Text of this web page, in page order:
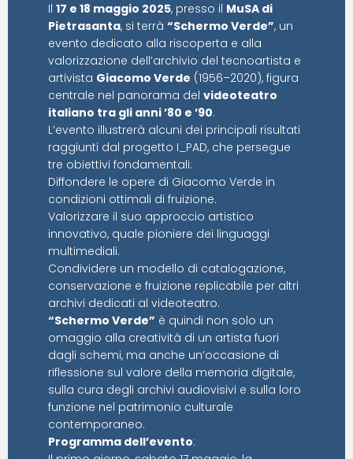
Il17 e 18 maggio 2025, presso il MuSA di
Pietrasanta, si terrà“Schermo Verde”, un
evento dedicato alla riscoperta e alla
valorizzazione dell’archivio del tecnoartista e
artivista Giacomo Verde (1956–2020), figura
centrale nel panorama delvideoteatro
italiano tra gli anni ’80 e ’90.
L’evento illustrerà alcuni dei principali risultati
raggiunti dal progetto I_PAD, che persegue
tre obiettivi fondamentali:
Diffondere le opere di Giacomo Verde in
condizioni ottimali di fruizione.
Valorizzare il suo approccio artistico
innovativo, quale pioniere dei linguaggi
multimediali.
Condividere un modello di catalogazione,
conservazione e fruizione replicabile per altri
archivi dedicati al videoteatro.
“Schermo Verde” è quindi non solo un
omaggio alla creatività di un artista fuori
dagli schemi, ma anche un’occasione di
riflessione sul valore della memoria digitale,
sulla cura degli archivi audiovisivi e sulla loro
funzione nel patrimonio culturale
contemporaneo.
Programma dell’evento: